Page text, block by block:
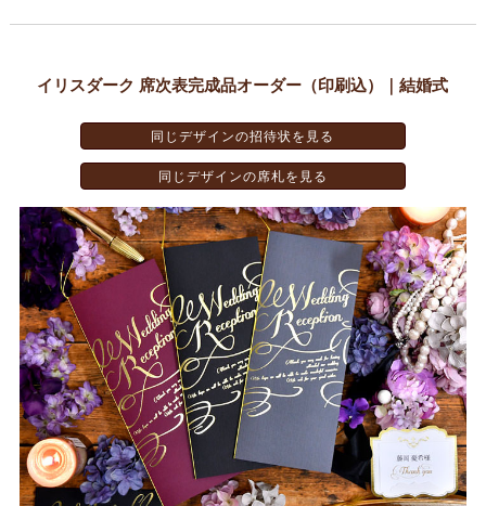
イリスダーク 席次表完成品オーダー（印刷込）｜結婚式
同じデザインの招待状を見る
同じデザインの席札を見る